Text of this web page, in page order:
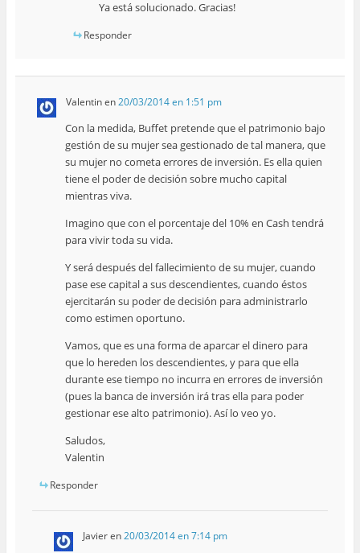
Ya está solucionado. Gracias!
Responder
Valentinen20/03/2014 en 1:51 pm
Con la medida, Buffet pretende que el patrimonio bajo
gestión de su mujer sea gestionado de tal manera, que
su mujer no cometa errores de inversión. Es ella quien
tiene el poder de decisión sobre mucho capital
mientras viva.
Imagino que con el porcentaje del 10% en Cash tendrá
para vivir toda su vida.
Y será después del fallecimiento de su mujer, cuando
pase ese capital a sus descendientes, cuando éstos
ejercitarán su poder de decisión para administrarlo
como estimen oportuno.
Vamos, que es una forma de aparcar el dinero para
que lo hereden los descendientes, y para que ella
durante ese tiempo no incurra en errores de inversión
(pues la banca de inversión irá tras ella para poder
gestionar ese alto patrimonio). Así lo veo yo.
Saludos,
Valentin
Responder
Javieren20/03/2014 en 7:14 pm